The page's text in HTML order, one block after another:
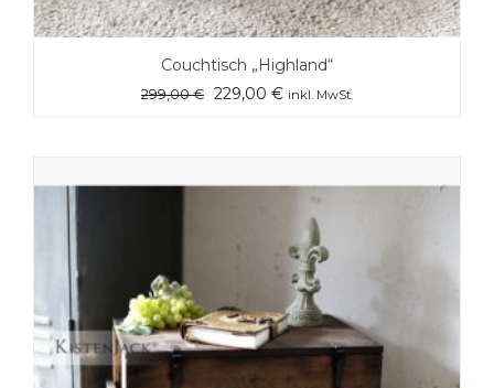
Couchtisch „Highland“
299,00€ Ursprünglicher
229,00 €Aktueller
inkl. MwSt.